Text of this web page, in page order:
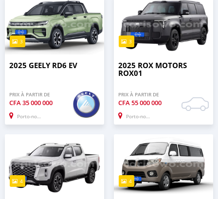
3
2025 GEELY RD6 EV
PRIX À PARTIR DE
CFA35 000 000
Porto-novo
3
2025 ROX MOTORS
ROX01
PRIX À PARTIR DE
CFA55 000 000
Porto-novo
4 4